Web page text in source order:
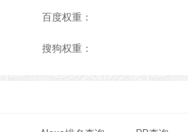
百度权重：
搜狗权重：